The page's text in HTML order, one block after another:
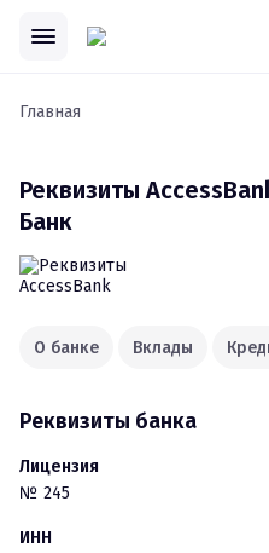
Главная
Реквизиты
Банк
О банке Вклады
Реквизиты банка
Лицензия
№ 245
ИНН